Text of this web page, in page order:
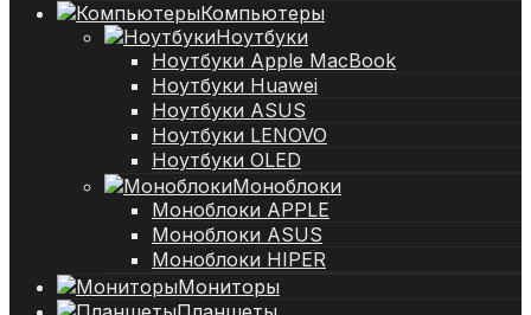
Компьютеры
Ноутбуки
Ноутбуки Apple MacBook
Ноутбуки Huawei
Ноутбуки ASUS
Ноутбуки LENOVO
Ноутбуки OLED
Моноблоки
Моноблоки APPLE
Моноблоки ASUS
Моноблоки HIPER
Мониторы